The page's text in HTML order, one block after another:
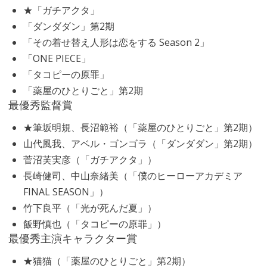
★「ガチアクタ」
「ダンダダン」第2期
「その着せ替え人形は恋をする Season 2」
「ONE PIECE」
「タコピーの原罪」
「薬屋のひとりごと」第2期
最優秀監督賞
★筆坂明規、長沼範裕（「薬屋のひとりごと」第2期）
山代風我、アベル・ゴンゴラ（「ダンダダン」第2期）
菅沼芙実彦（「ガチアクタ」）
長崎健司、中山奈緒美（「僕のヒーローアカデミア
FINAL SEASON」）
竹下良平（「光が死んだ夏」）
飯野慎也（「タコピーの原罪」）
最優秀主演キャラクター賞
★猫猫（「薬屋のひとりごと」第2期）